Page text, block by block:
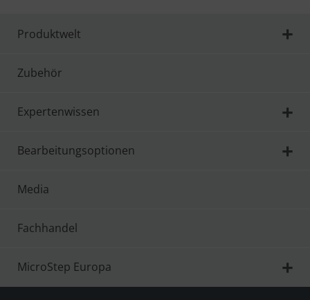
Produktwelt
Zubehör
Expertenwissen
Bearbeitungsoptionen
Media
Fachhandel
MicroStep Europa